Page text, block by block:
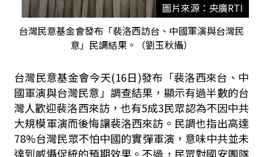
圖片來源：央廣RTI
台灣民意基金會發布「裴洛西訪台、中國軍演與台灣民
意」民調結果。（劉玉秋攝）
台灣民意基金會今天(16日)發布「裴洛西來台、中
國軍演與台灣民意」調查結果，顯示有過半數的台
灣人歡迎裴洛西來訪，也有5成3民眾認為不因中共
大規模軍演而後悔讓裴洛西來訪。民調也指出高達
78%台灣民眾不怕中國的實彈軍演，意味中共並未
達到威懾促統的預期效果。不過，民眾對國安團隊